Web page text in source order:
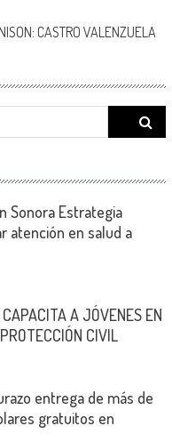
CASTRO VALENZUELA
Search
for:
Sonora Estrategia
atención en salud a
A JÓVENES EN
CIVIL
entrega de más de
gratuitos en